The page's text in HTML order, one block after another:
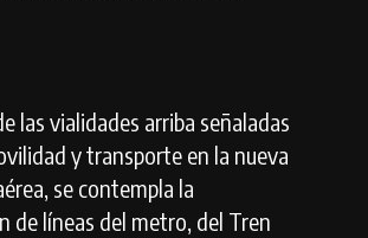
las vialidades arriba señaladas
y transporte en la nueva
se contempla la
de líneas del metro, del Tren